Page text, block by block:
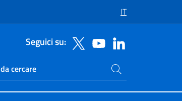
IT
Seguici su:
sito live